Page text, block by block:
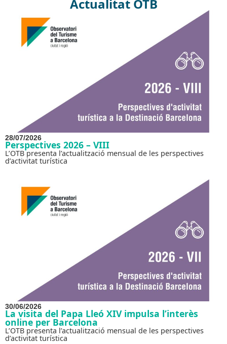
Actualitat OTB
28/07/2026
Perspectives 2026 – VIII
L’OTB presenta l’actualització mensual de les perspectives
d’activitat turística
30/06/2026
La visita del Papa Lleó XIV impulsa l’interès
online per Barcelona
L’OTB presenta l’actualització mensual de les perspectives
d’activitat turística